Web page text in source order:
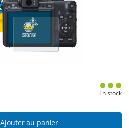
En stock
Ajouter au panier